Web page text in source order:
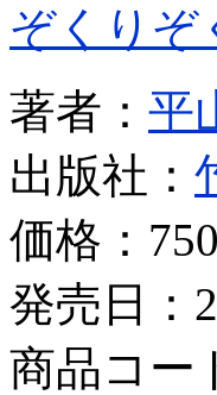
ぞくり
著者： 平
出版社：
価格：
発売日：
商品コー